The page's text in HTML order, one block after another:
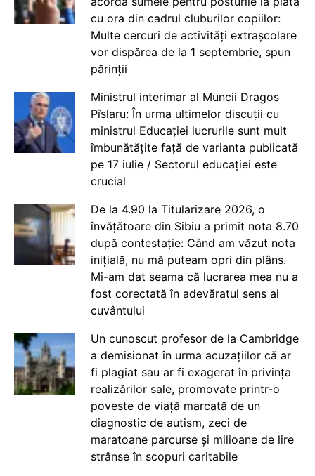
cu ora din cadrul cluburilor copiilor:
Multe cercuri de activități extrașcolare
vor dispărea de la 1 septembrie, spun
părinții
Ministrul interimar al Muncii Dragos
Pîslaru: În urma ultimelor discuții cu
ministrul Educației lucrurile sunt mult
îmbunătățite față de varianta publicată
pe 17 iulie / Sectorul educației este
crucial
De la 4.90 la Titularizare 2026, o
învățătoare din Sibiu a primit nota 8.70
după contestație: Când am văzut nota
inițială, nu mă puteam opri din plâns.
Mi-am dat seama că lucrarea mea nu a
fost corectată în adevăratul sens al
cuvântului
Un cunoscut profesor de la Cambridge
a demisionat în urma acuzațiilor că ar
fi plagiat sau ar fi exagerat în privința
realizărilor sale, promovate printr-o
poveste de viață marcată de un
diagnostic de autism, zeci de
maratoane parcurse și milioane de lire
strânse în scopuri caritabile